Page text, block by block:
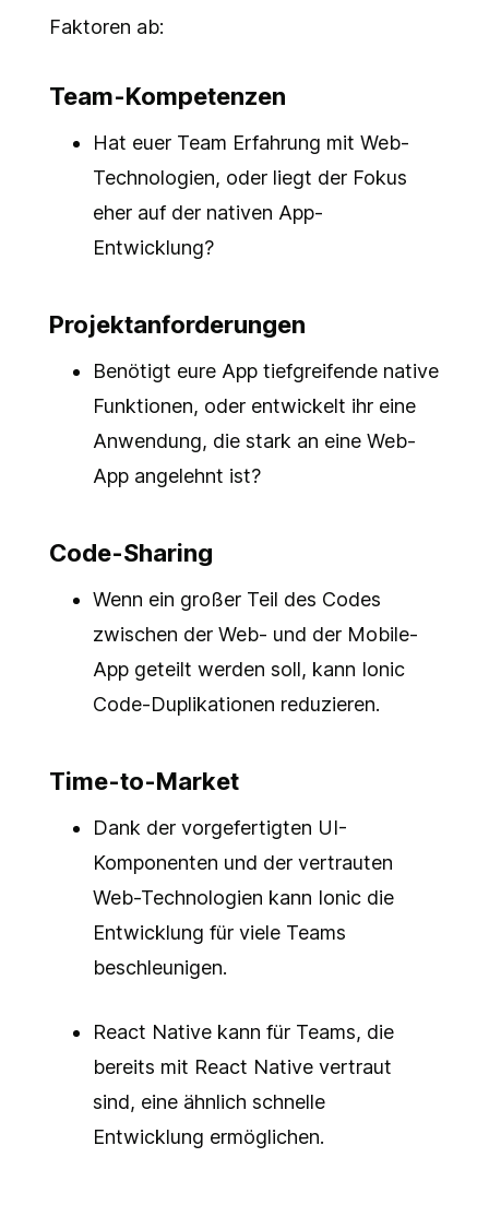
Faktoren ab:
Team-Kompetenzen
Hat euer Team Erfahrung mit Web-
Technologien, oder liegt der Fokus
eher auf der nativen App-
Entwicklung?
Projektanforderungen
Benötigt eure App tiefgreifende native
Funktionen, oder entwickelt ihr eine
Anwendung, die stark an eine Web-
App angelehnt ist?
Code-Sharing
Wenn ein großer Teil des Codes
zwischen der Web- und der Mobile-
App geteilt werden soll, kann Ionic
Code-Duplikationen reduzieren.
Time-to-Market
Dank der vorgefertigten UI-
Komponenten und der vertrauten
Web-Technologien kann Ionic die
Entwicklung für viele Teams
beschleunigen.
React Native kann für Teams, die
bereits mit React Native vertraut
sind, eine ähnlich schnelle
Entwicklung ermöglichen.